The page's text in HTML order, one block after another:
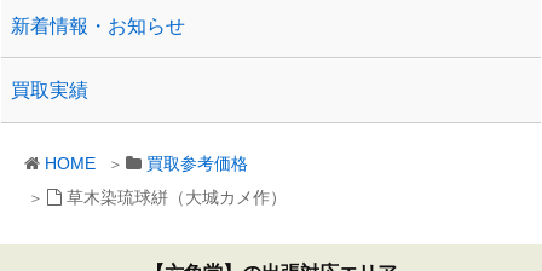
HOME
買取参考価格
草木染琉球絣（大城カメ作）
新着情報・お知らせ
買取実績